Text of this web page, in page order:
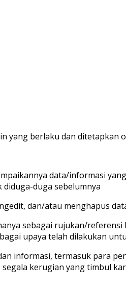
yang berlaku dan ditetapkan
data/informasi
duga sebelumnya
dan/atau menghapus
sebagai rujukan/
upaya telah dilakukan
informasi, termasuk para
kerugian yang timbul